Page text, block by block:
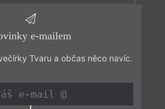
e-mailem
Tvaru a občas něco navíc.